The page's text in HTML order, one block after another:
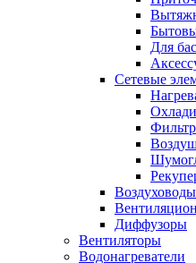
Для
Сетевые
Диффузоры
Вентиляторы
Водонагреватели